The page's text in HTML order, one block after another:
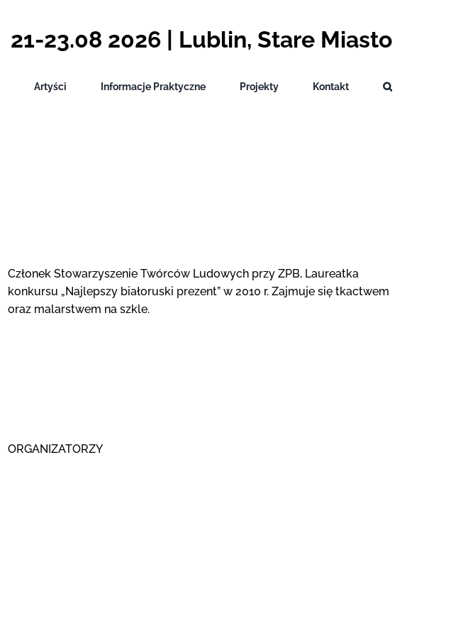
21-23.08 2026 | Lublin, Stare Miasto
Artyści Informacje Praktyczne Projekty Kontakt
Członek Stowarzyszenie Twórców Ludowych przy ZPB, Laureatka
konkursu „Najlepszy białoruski prezent” w 2010 r. Zajmuje się tkactwem
oraz malarstwem na szkle.
ORGANIZATORZY